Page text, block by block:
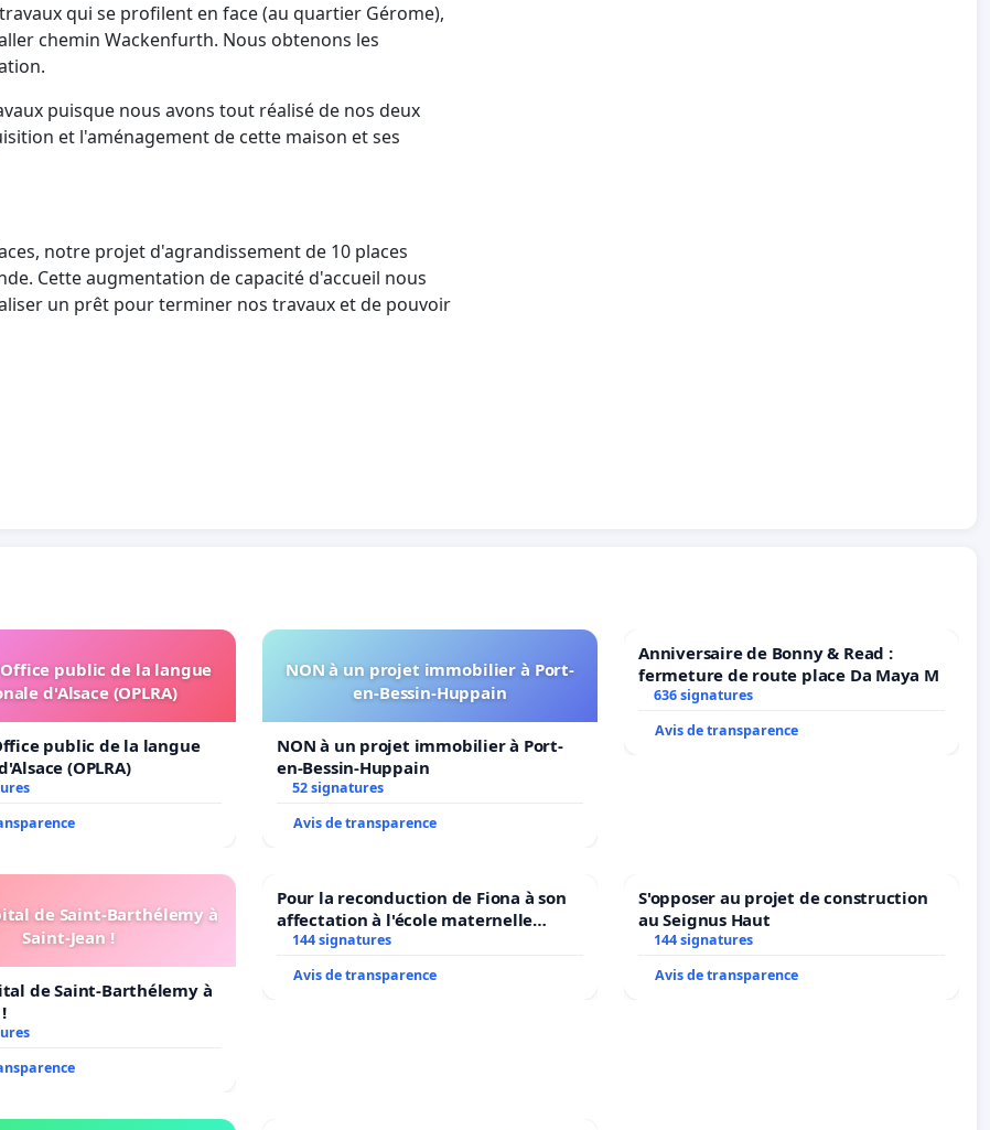
qui se profilent en face (au quartier Gérome),
chemin Wackenfurth. Nous obtenons les
puisque nous avons tout réalisé de nos deux
et l'aménagement de cette maison et ses
notre projet d'agrandissement de 10 places
Cette augmentation de capacité d'accueil nous
un prêt pour terminer nos travaux et de pouvoir
la réponse que nous avons reçue !
votre activité à cet emplacement. Il serait
on vous laisse exploiter pendant 3ans, puis, vous
qui doit voir le jour.
Le projet de notre vie tombe à
!!Comment la Ville de Sarrebourg peut-elle jouer de
?!
après tout l'investissement réalisé, déménager
connaissent et souhaitent nous soutenir, tous
debout! Merci de montrer votre appui pour
signant lapétitionci dessous.
public de la langue
d'Alsace (OPLRA)
public de la langue
(OPLRA)
NON à un projet immobilier à Port-
en-Bessin-Huppain
NON à un projet immobilier à Port-
en-Bessin-Huppain
52 signatures
Avis de transparence
Anniversaire de Bonny & Read :
fermeture de route place Da Maya M
636 signatures
Avis de transparence
de Saint-Barthélemy à
Saint-Jean !
de Saint-Barthélemy à
Pour la reconduction de Fiona à son
affectation à l'école maternelle
LAMARTINE auprès de Léo N. en
144 signatures
Avis de transparence
S'opposer au projet de construction
au Seignus Haut
144 signatures
Avis de transparence